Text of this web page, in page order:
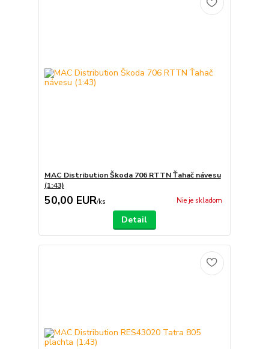
MAC Distribution Škoda 706 RTTN Ťahač návesu
(1:43)
50,00 EUR/ks Nie je skladom
Detail